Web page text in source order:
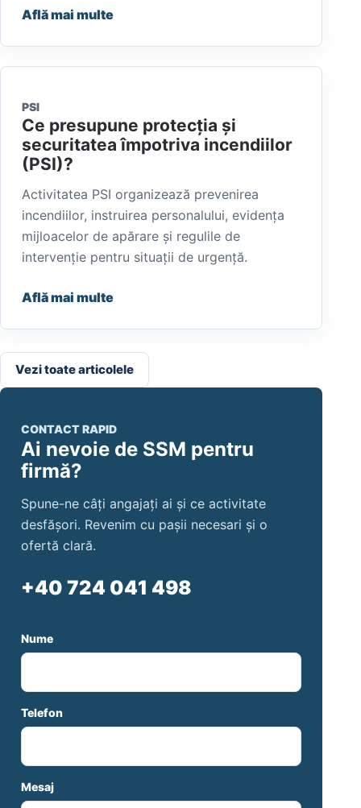
Află mai multe
PSI
Ce presupune protecția și
securitatea împotriva incendiilor
(PSI)?
Activitatea PSI organizează prevenirea
incendiilor, instruirea personalului, evidența
mijloacelor de apărare și regulile de
intervenție pentru situații de urgență.
Află mai multe
Vezi toate articolele
CONTACT RAPID
Ai nevoie de SSM pentru
firmă?
Spune-ne câți angajați ai și ce activitate
desfășori. Revenim cu pașii necesari și o
ofertă clară.
+40 724 041 498
Nume
Telefon
Mesaj